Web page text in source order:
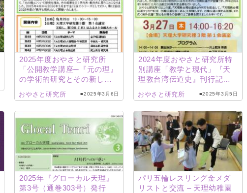
2025年度おやさと研究所
「公開教学講座─『元の理』
の学術的研究とその新しい
おやさと研究所 ■2025年3月6日
2024年度おやさと研究所特
別講座「教学と現代」『天
理教台湾伝道史』刊行記
おやさと研究所 ■2025年3月5日
2025年『グローカル天理』
第3号（通巻303号）発行
パリ五輪レスリング金メダ
リストと交流 – 天理幼稚園